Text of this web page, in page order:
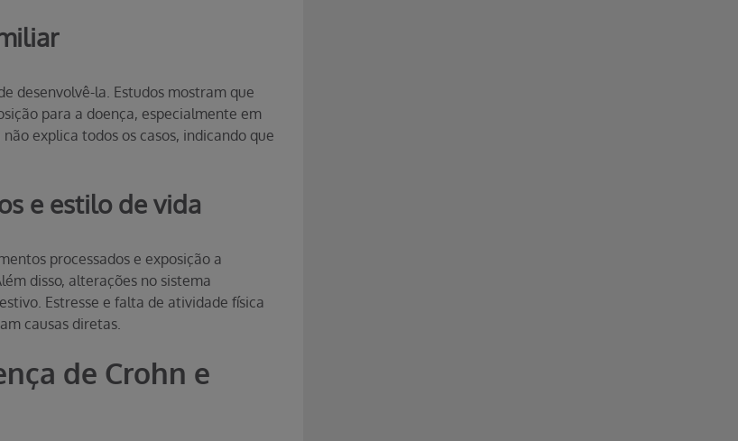
desenvolvê-la. Estudos mostram que
para a doença, especialmente em
explica todos os casos, indicando que
e estilo de vida
processados e exposição a
disso, alterações no sistema
Estresse e falta de atividade física
causas diretas.
de Crohn e